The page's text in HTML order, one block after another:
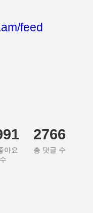
feed
아요
수
2766
총 댓글 수